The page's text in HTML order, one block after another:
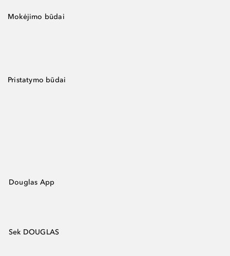
Mokėjimo būdai
Pristatymo būdai
Douglas App
Sek DOUGLAS